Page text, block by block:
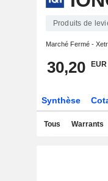
Produits de
Marché Fermé -
30,20 EUR
Synthèse
Tous Warrants